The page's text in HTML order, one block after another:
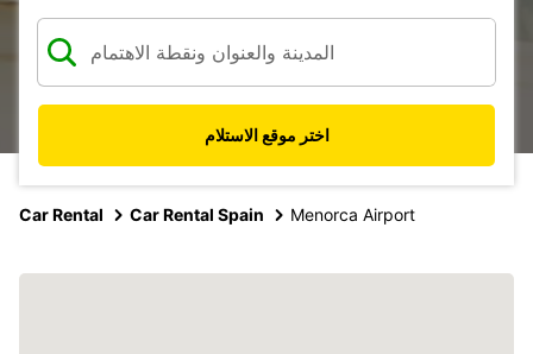
اختر موقع الاستلام
Car Rental Car Rental Spain Menorca Airport